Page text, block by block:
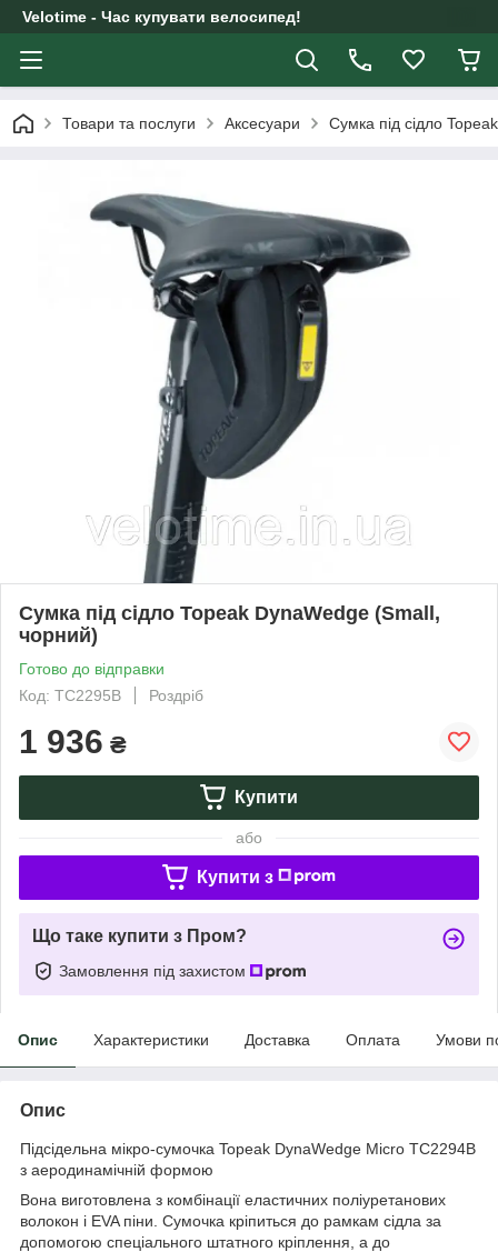
Velotime - Час купувати велосипед!
Товари та послуги Аксесуари Сумка під сідло
Сумка під сідло Topeak DynaWedge (Small,
чорний)
Готово до відправки
Код: TC2295B
Роздріб
1 936 ₴
Купити
або
Купити з
Що таке купити з Пром?
Замовлення під захистом
Опис Характеристики Доставка Оплата Умови
Опис
Підсідельна мікро-сумочка Topeak DynaWedge Micro TC2294B
з аеродинамічній формою
Вона виготовлена з комбінації еластичних поліуретанових
волокон і EVA піни. Сумочка кріпиться до рамкам сідла за
допомогою спеціального штатного кріплення, а до